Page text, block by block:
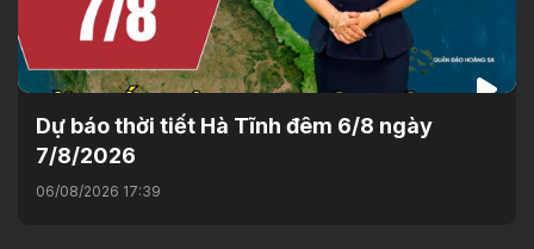
Dự báo thời tiết Hà Tĩnh đêm 6/8 ngày
7/8/2026
06/08/2026 17:39